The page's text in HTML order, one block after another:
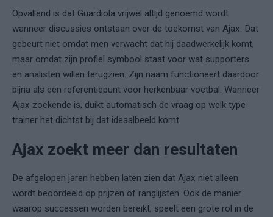
Opvallend is dat Guardiola vrijwel altijd genoemd wordt
wanneer discussies ontstaan over de toekomst van Ajax. Dat
gebeurt niet omdat men verwacht dat hij daadwerkelijk komt,
maar omdat zijn profiel symbool staat voor wat supporters
en analisten willen terugzien. Zijn naam functioneert daardoor
bijna als een referentiepunt voor herkenbaar voetbal. Wanneer
Ajax zoekende is, duikt automatisch de vraag op welk type
trainer het dichtst bij dat ideaalbeeld komt.
Ajax zoekt meer dan resultaten
De afgelopen jaren hebben laten zien dat Ajax niet alleen
wordt beoordeeld op prijzen of ranglijsten. Ook de manier
waarop successen worden bereikt, speelt een grote rol in de